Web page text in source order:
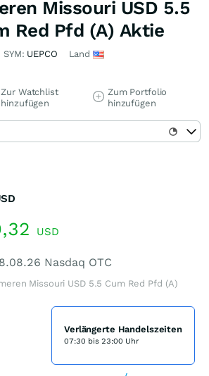
Missouri USD 5.5
Red Pfd (A) Aktie
SYM: UEPCO Land
Zur Watchlist
hinzufügen
Zum Portfolio
hinzufügen
USD
Nasdaq OTC
Missouri USD 5.5 Cum Red Pfd (A)
Verlängerte Handelszeiten
07:30 bis 23:00 Uhr